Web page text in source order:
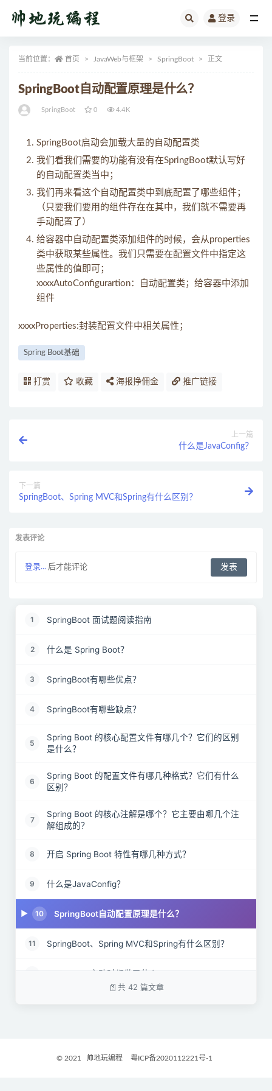
登录
当前位置： 首页 JavaWeb与框架 SpringBoot 正文
SpringBoot自动配置原理是什么？
SpringBoot 0 4.4K
SpringBoot启动会加载大量的自动配置类
我们看我们需要的功能有没有在SpringBoot默认写好
的自动配置类当中；
我们再来看这个自动配置类中到底配置了哪些组件；
（只要我们要用的组件存在在其中，我们就不需要再
手动配置了）
给容器中自动配置类添加组件的时候，会从properties
类中获取某些属性。我们只需要在配置文件中指定这
些属性的值即可；
xxxxAutoConfigurartion：自动配置类；给容器中添加
组件
xxxxProperties:封装配置文件中相关属性；
Spring Boot基础
打赏 收藏 海报挣佣金 推广链接
上一篇
什么是JavaConfig？
下一篇
SpringBoot、Spring MVC和Spring有什么区别？
发表评论
登录... 后才能评论
1 SpringBoot 面试题阅读指南
2 什么是 Spring Boot？
3 SpringBoot有哪些优点？
4 SpringBoot有哪些缺点？
5
Spring Boot 的核心配置文件有哪几个？它们的区别
是什么？
6
Spring Boot 的配置文件有哪几种格式？它们有什么
区别？
7
Spring Boot 的核心注解是哪个？它主要由哪几个注
解组成的？
8 开启 Spring Boot 特性有哪几种方式？
9 什么是JavaConfig？
10 SpringBoot自动配置原理是什么？
11 SpringBoot、Spring MVC和Spring有什么区别？
SpringBoot启动时都做了什么?
YAML 配置的优势在哪里 ?
共 42 篇文章
© 2021 帅地玩编程 粤ICP备2020112221号-1